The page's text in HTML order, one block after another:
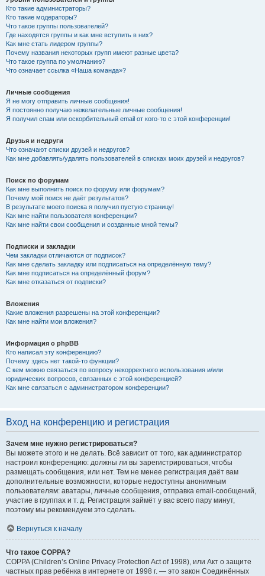
Кто такие администраторы?
Кто такие модераторы?
Что такое группы пользователей?
Где находятся группы и как мне вступить в них?
Как мне стать лидером группы?
Почему названия некоторых групп имеют разные цвета?
Что такое группа по умолчанию?
Что означает ссылка «Наша команда»?
Личные сообщения
Я не могу отправить личные сообщения!
Я постоянно получаю нежелательные личные сообщения!
Я получил спам или оскорбительный email от кого-то с этой конференции!
Друзья и недруги
Что означают списки друзей и недругов?
Как мне добавлять/удалять пользователей в списках моих друзей и недругов?
Поиск по форумам
Как мне выполнить поиск по форуму или форумам?
Почему мой поиск не даёт результатов?
В результате моего поиска я получил пустую страницу!
Как мне найти пользователя конференции?
Как мне найти свои сообщения и созданные мной темы?
Подписки и закладки
Чем закладки отличаются от подписок?
Как мне сделать закладку или подписаться на определённую тему?
Как мне подписаться на определённый форум?
Как мне отказаться от подписки?
Вложения
Какие вложения разрешены на этой конференции?
Как мне найти мои вложения?
Информация о phpBB
Кто написал эту конференцию?
Почему здесь нет такой-то функции?
С кем можно связаться по вопросу некорректного использования и/или
юридических вопросов, связанных с этой конференцией?
Как мне связаться с администратором конференции?
Вход на конференцию и регистрация
Зачем мне нужно регистрироваться?
Вы можете этого и не делать. Всё зависит от того, как администратор
настроил конференцию: должны ли вы зарегистрироваться, чтобы
размещать сообщения, или нет. Тем не менее регистрация даёт вам
дополнительные возможности, которые недоступны анонимным
пользователям: аватары, личные сообщения, отправка email-сообщений,
участие в группах и т. д. Регистрация займёт у вас всего пару минут,
поэтому мы рекомендуем это сделать.
Вернуться к началу
Что такое COPPA?
COPPA (Children’s Online Privacy Protection Act of 1998), или Акт о защите
частных прав ребёнка в интернете от 1998 г. — это закон Соединённых